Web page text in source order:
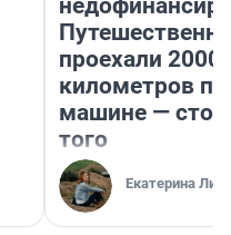
проехали 2000
километров по
машине —
того
Екатерина